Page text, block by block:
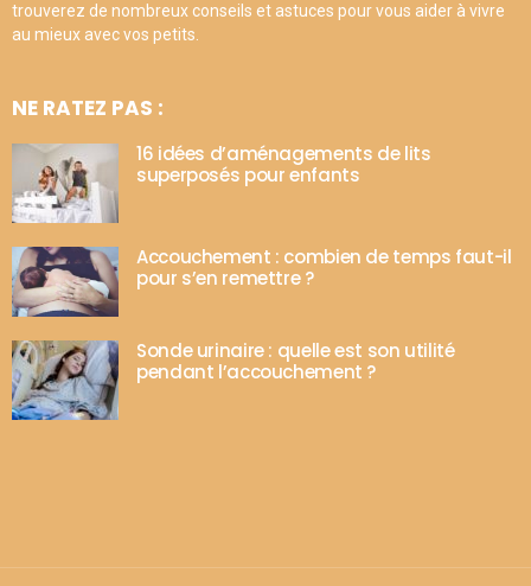
trouverez de nombreux conseils et astuces pour vous aider à vivre
au mieux avec vos petits.
NE RATEZ PAS :
16 idées d’aménagements de lits
superposés pour enfants
Accouchement : combien de temps faut-il
pour s’en remettre ?
Sonde urinaire : quelle est son utilité
pendant l’accouchement ?